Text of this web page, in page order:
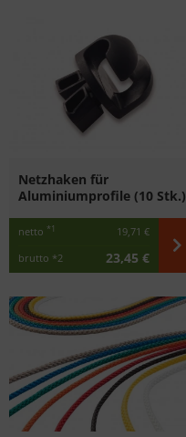
Netzhaken für
Aluminiumprofile (10 Stk.)
netto *1
19,71 €
brutto *2 23,45 €